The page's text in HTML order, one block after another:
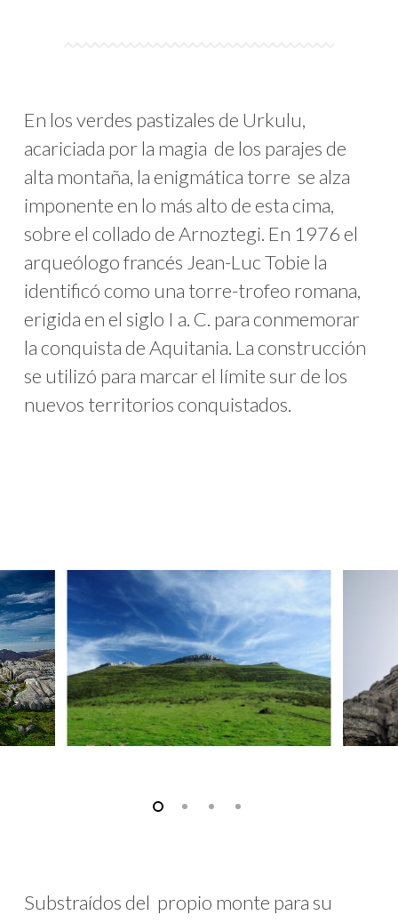
En los verdes pastizales de Urkulu,
acariciada por la magia de los parajes de
alta montaña, la enigmática torre se alza
imponente en lo más alto de esta cima,
sobre el collado de Arnoztegi. En 1976 el
arqueólogo francés Jean-Luc Tobie la
identificó como una torre-trofeo romana,
erigida en el siglo I a. C. para conmemorar
la conquista de Aquitania. La construcción
se utilizó para marcar el límite sur de los
nuevos territorios conquistados.
Substraídos del propio monte para su